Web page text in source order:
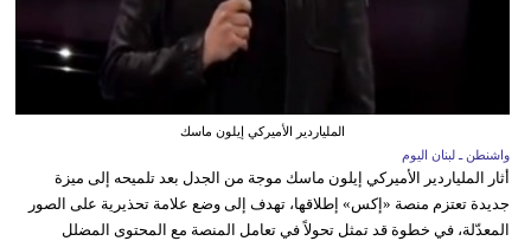
الملياردير الأميركي إيلون ماسك
واشنطن ـ لبنان اليوم
أثار الملياردير الأميركي إيلون ماسك موجة من الجدل بعد تلميحه إلى ميزة
جديدة تعتزم منصة «إكس» إطلاقها، تهدف إلى وضع علامة تحذيرية على الصور
المعدّلة، في خطوة قد تمثل تحولاً في تعامل المنصة مع المحتوى المضلل